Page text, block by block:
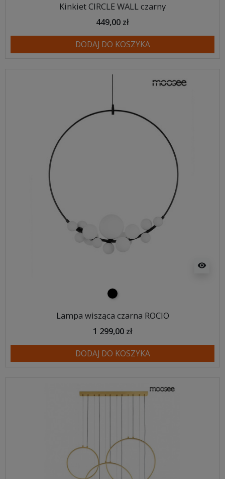
Kinkiet CIRCLE WALL czarny
449,00 zł
DODAJ DO KOSZYKA
visibility
czarny
Lampa wisząca czarna ROCIO
1 299,00 zł
DODAJ DO KOSZYKA